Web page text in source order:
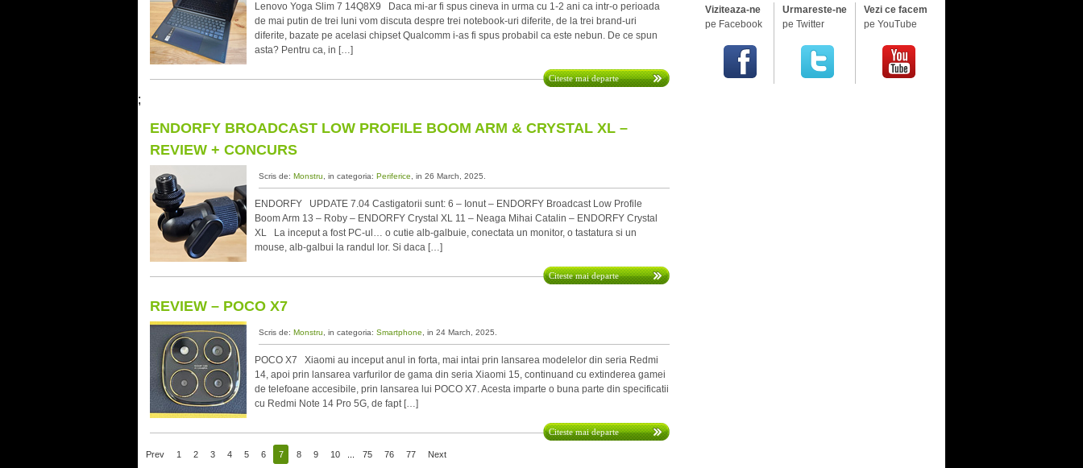
Lenovo Yoga Slim 7 14Q8X9 Daca mi-ar fi spus cineva in urma cu 1-2 ani ca intr-o perioada
de mai putin de trei luni vom discuta despre trei notebook-uri diferite, de la trei brand-uri
diferite, bazate pe acelasi chipset Qualcomm i-as fi spus probabil ca este nebun. De ce spun
asta? Pentru ca, in […]
Citeste mai departe
;
ENDORFY BROADCAST LOW PROFILE BOOM ARM & CRYSTAL XL –
REVIEW + CONCURS
Scris de: Monstru , in categoria: Periferice , in 26 March, 2025.
ENDORFY UPDATE 7.04 Castigatorii sunt: 6 – Ionut – ENDORFY Broadcast Low Profile
Boom Arm 13 – Roby – ENDORFY Crystal XL 11 – Neaga Mihai Catalin – ENDORFY Crystal
XL La inceput a fost PC-ul… o cutie alb-galbuie, conectata un monitor, o tastatura si un
mouse, alb-galbui la randul lor. Si daca […]
Citeste mai departe
REVIEW – POCO X7
Scris de: Monstru , in categoria: Smartphone , in 24 March, 2025.
POCO X7 Xiaomi au inceput anul in forta, mai intai prin lansarea modelelor din seria Redmi
14, apoi prin lansarea varfurilor de gama din seria Xiaomi 15, continuand cu extinderea gamei
de telefoane accesibile, prin lansarea lui POCO X7. Acesta imparte o buna parte din specificatii
cu Redmi Note 14 Pro 5G, de fapt […]
Citeste mai departe
Prev 1 2 3 4 5 6 7 8 9 10 75 76 77 Next
Viziteaza-ne
pe Facebook
Urmareste-ne
pe Twitter
Vezi ce facem
pe YouTube